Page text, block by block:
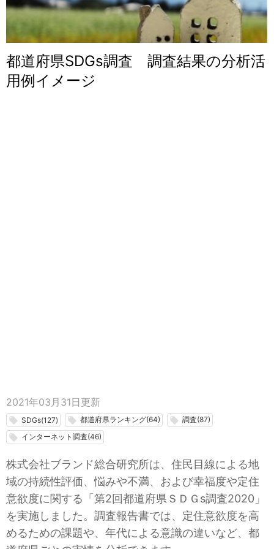
都道府県SDGs調査 調査結果の分析活
用例イメージ
2021年03月31日 更新
local_offer SDGs(127) local_offer 都道府県ランキング(64) local_offer 調査(87)
local_offer インターネット調査(46)
株式会社ブランド総合研究所は、住民目線による地
域の持続性評価、悩みや不満、および幸福度や定住
意欲度に関する「第2回都道府県ＳＤＧs調査2020」
を実施しました。調査報告書では、定住意欲度を高
めるための課題や、年代による意識の違いなど、都